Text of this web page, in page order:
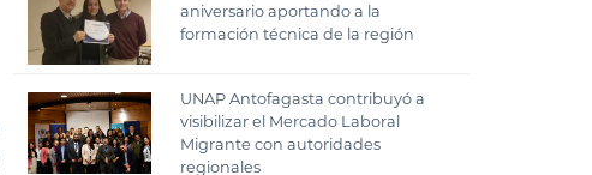
aniversario aportando a la
formación técnica de la región
UNAP Antofagasta contribuyó a
visibilizar el Mercado Laboral
Migrante con autoridades
regionales